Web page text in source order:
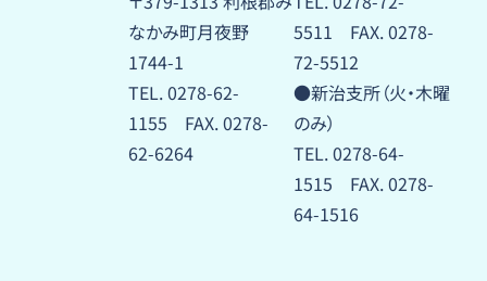
なかみ町月夜野
1744-1
TEL. 0278-62-
1155 FAX. 0278-
62-6264
5511 FAX. 0278-
72-5512
●新治支所（火・木曜
のみ）
TEL. 0278-64-
1515 FAX. 0278-
64-1516